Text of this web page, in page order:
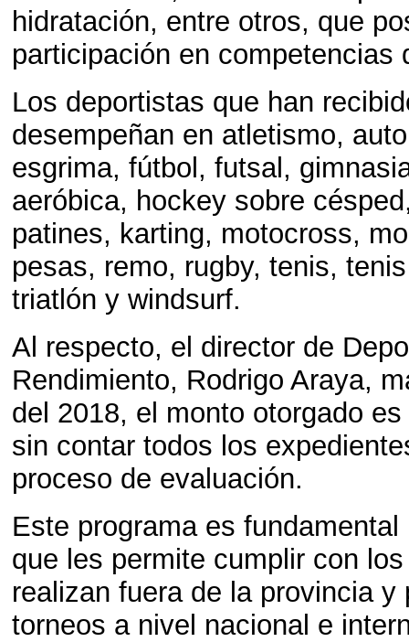
hidratación, entre otros, que
participación en competencias
Los deportistas que han
desempeñan en atletismo,
esgrima, fútbol, futsal,
aeróbica, hockey sobre
patines, karting, motocross,
pesas, remo, rugby, tenis,
triatlón y windsurf.
Al respecto, el director de
Rendimiento, Rodrigo Araya,
del 2018, el monto otorgado
sin contar todos los
proceso de evaluación.
Este programa es
que les permite cumplir con
realizan fuera de la provincia
torneos a nivel nacional e